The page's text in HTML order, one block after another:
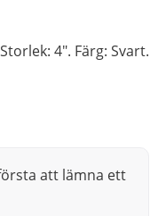
4″. Färg: Svart.
att lämna ett